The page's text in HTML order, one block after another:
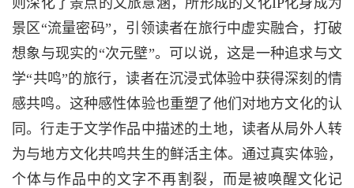
则深化了景点的文旅意涵，所形成的文化IP化身成为
景区“流量密码”，引领读者在旅行中虚实融合，打破
想象与现实的“次元壁”。可以说，这是一种追求与文
学“共鸣”的旅行，读者在沉浸式体验中获得深刻的情
感共鸣。这种感性体验也重塑了他们对地方文化的认
同。行走于文学作品中描述的土地，读者从局外人转
为与地方文化共鸣共生的鲜活主体。通过真实体验，
个体与作品中的文字不再割裂，而是被唤醒文化记